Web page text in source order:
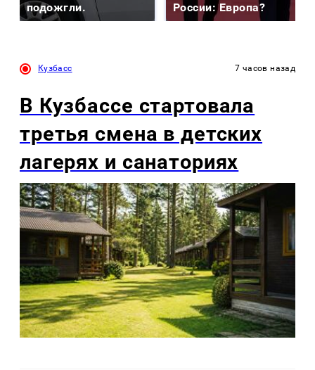
подожгли.
России: Европа?
Кузбасс 7 часов назад
В Кузбассе стартовала
третья смена в детских
лагерях и санаториях